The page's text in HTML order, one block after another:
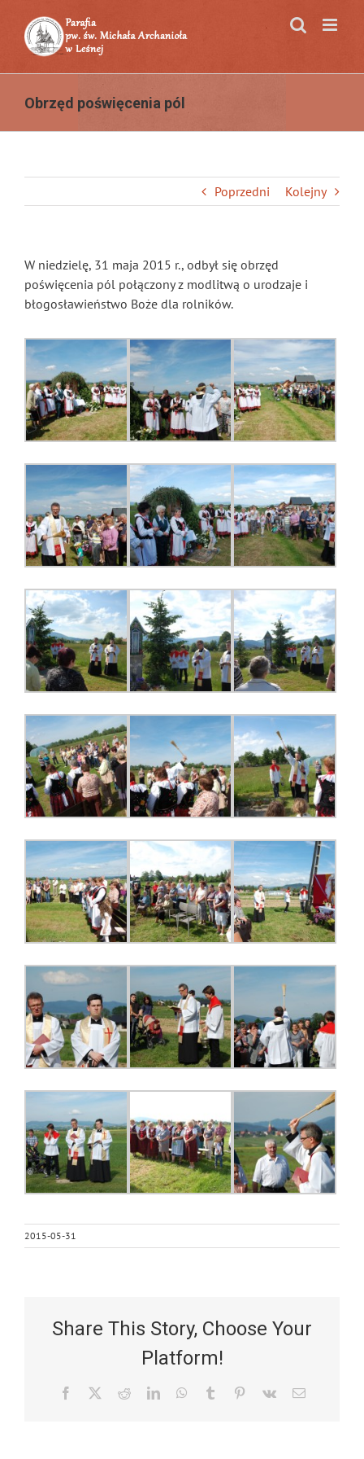
zawartości
Obrzęd poświęcenia pól
Poprzedni Kolejny
W niedzielę, 31 maja 2015 r., odbył się obrzęd
poświęcenia pól połączony z modlitwą o urodzaje i
błogosławieństwo Boże dla rolników.
2015-05-31
Share This Story, Choose Your
Platform!
Facebook RedditLinkedInWhatsApp
Tumblr Pinterest
Vk Email